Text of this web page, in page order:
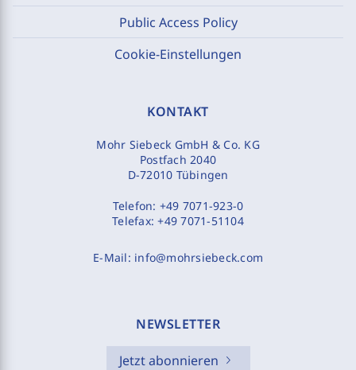
Public Access Policy
Cookie-Einstellungen
KONTAKT
Mohr Siebeck GmbH & Co. KG
Postfach 2040
D-72010 Tübingen
Telefon: +49 7071-923-0
Telefax:+49 7071-51104
E-Mail: info@mohrsiebeck.com
NEWSLETTER
Jetzt abonnieren